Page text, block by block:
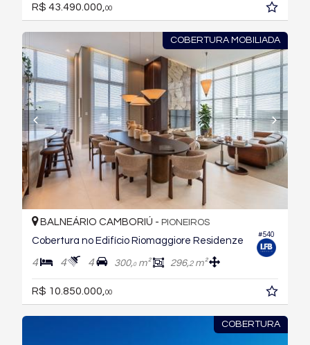
R$ 43.490.000, 00
COBERTURA MOBILIADA
#540
BALNEÁRIO CAMBORIÚ - PIONEIROS
Cobertura no Edifício Riomaggiore Residenze
4 4 4 300,0m² 296,2m²
R$ 10.850.000,00
COBERTURA